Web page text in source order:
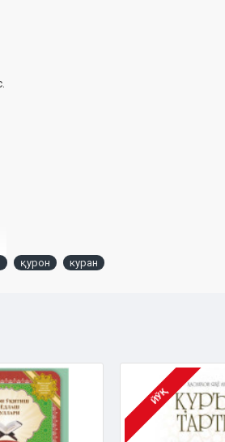
қурон куран
ЙЎҚ